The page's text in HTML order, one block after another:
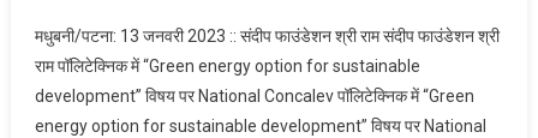
Ram
Polytechnic
Organized
National
मधुबनी/पटना: 13 जनवरी 2023 :: संदीप फाउंडेशन श्री राम संदीप फाउंडेशन श्री
राम पॉलिटेक्निक में “Green energy option for sustainable
development” विषय पर National Concalev पॉलिटेक्निक में “Green
energy option for sustainable development” विषय पर National